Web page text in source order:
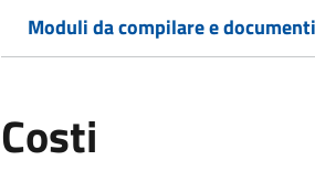
Moduli da compilare e
Costi